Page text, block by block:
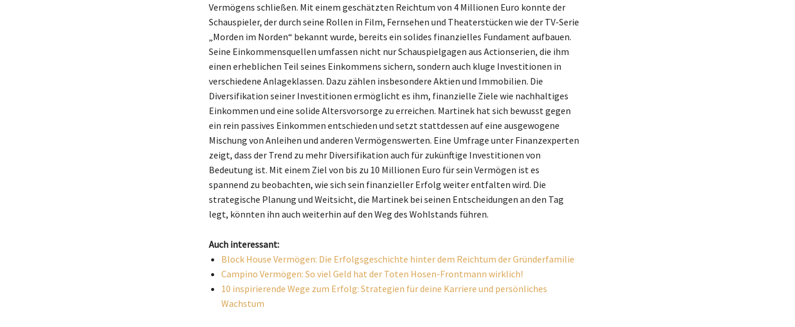
Vermögens schließen. Mit einem geschätzten Reichtum von 4 Millionen Euro konnte der
Schauspieler, der durch seine Rollen in Film, Fernsehen und Theaterstücken wie der TV-Serie
„Morden im Norden“ bekannt wurde, bereits ein solides finanzielles Fundament aufbauen.
Seine Einkommensquellen umfassen nicht nur Schauspielgagen aus Actionserien, die ihm
einen erheblichen Teil seines Einkommens sichern, sondern auch kluge Investitionen in
verschiedene Anlageklassen. Dazu zählen insbesondere Aktien und Immobilien. Die
Diversifikation seiner Investitionen ermöglicht es ihm, finanzielle Ziele wie nachhaltiges
Einkommen und eine solide Altersvorsorge zu erreichen. Martinek hat sich bewusst gegen
ein rein passives Einkommen entschieden und setzt stattdessen auf eine ausgewogene
Mischung von Anleihen und anderen Vermögenswerten. Eine Umfrage unter Finanzexperten
zeigt, dass der Trend zu mehr Diversifikation auch für zukünftige Investitionen von
Bedeutung ist. Mit einem Ziel von bis zu 10 Millionen Euro für sein Vermögen ist es
spannend zu beobachten, wie sich sein finanzieller Erfolg weiter entfalten wird. Die
strategische Planung und Weitsicht, die Martinek bei seinen Entscheidungen an den Tag
legt, könnten ihn auch weiterhin auf den Weg des Wohlstands führen.
Auch interessant:
Block House Vermögen: Die Erfolgsgeschichte hinter dem Reichtum der Gründerfamilie
Campino Vermögen: So viel Geld hat der Toten Hosen-Frontmann wirklich!
10 inspirierende Wege zum Erfolg: Strategien für deine Karriere und persönliches
Wachstum